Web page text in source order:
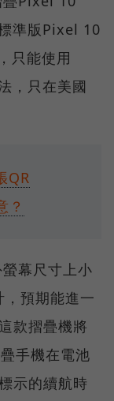
準版Pixel 10
只能使用
，只在美國
QR
？
幕尺寸上小
預期能進一
款摺疊機將
手機在電池
示的續航時